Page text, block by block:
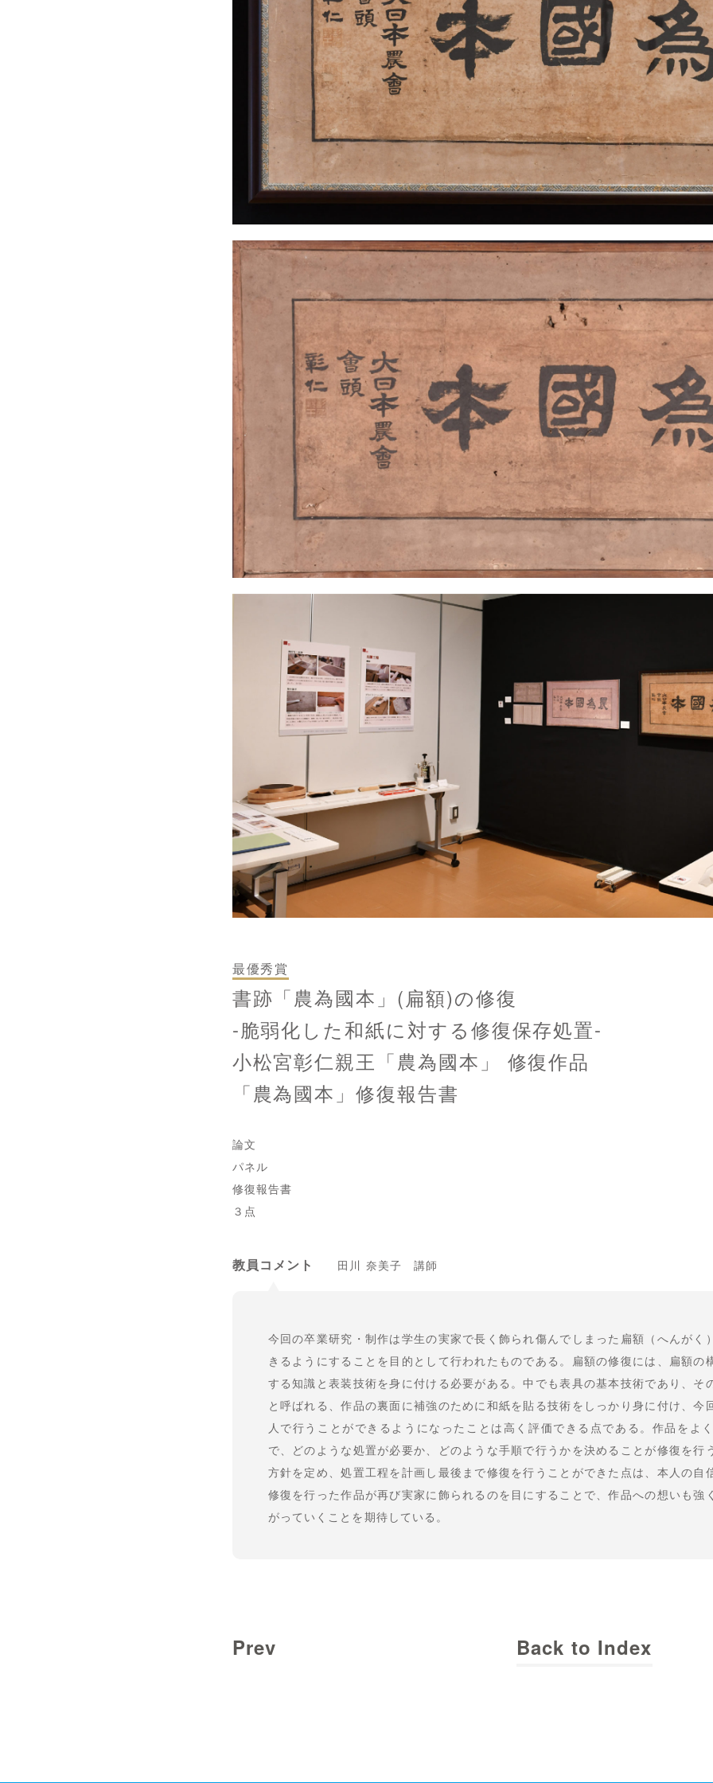
最優秀賞
書跡「農為國本」(扁額)の修復
-脆弱化した和紙に対する修復保存処置-
小松宮彰仁親王「農為國本」 修復作品
「農為國本」修復報告書
論文
パネル
修復報告書
３点
教員コメント 田川 奈美子 講師
今回の卒業研究・制作は学生の実家で長く飾られ傷んでしまった扁額（へんがく
きるようにすることを目的として行われたものである。扁額の修復には、扁額
する知識と表装技術を身に付ける必要がある。中でも表具の基本技術であり、そ
と呼ばれる、作品の裏面に補強のために和紙を貼る技術をしっかり身に付け、
人で行うことができるようになったことは高く評価できる点である。作品をよ
で、どのような処置が必要か、どのような手順で行うかを決めることが修復を
方針を定め、処置工程を計画し最後まで修復を行うことができた点は、本人の自
修復を行った作品が再び実家に飾られるのを目にすることで、作品への想いも強
がっていくことを期待している。
Prev Back to Index